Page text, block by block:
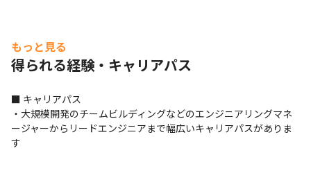
もっと見る
得られる経験・キャリアパス
■ キャリアパス
・大規模開発のチームビルディングなどのエンジニアリングマネ
ージャーからリードエンジニアまで幅広いキャリアパスがありま
す